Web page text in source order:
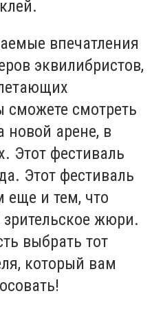
впечатления
эквилибристов,
сможете смотреть
новой арене, в
Этот фестиваль
Этот фестиваль
еще и тем, что
жюри.
выбрать тот
который вам